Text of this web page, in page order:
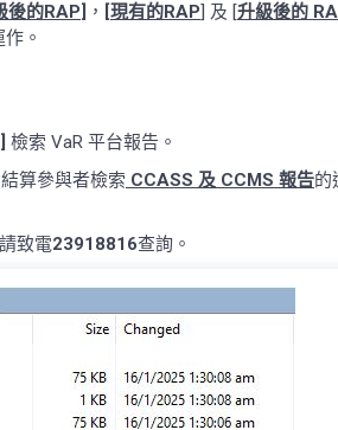
後的RAP] ， [現有的RAP] 及 [升級後的
。
檢索 VaR 平台報告。
算參與者檢索 CCASS 及 CCMS 報告的
致電23918816查詢。